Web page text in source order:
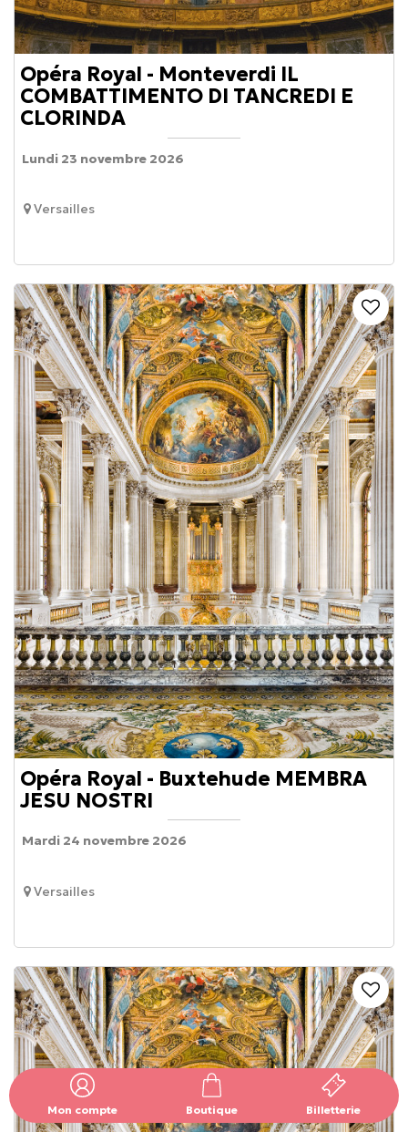
Mon compte Boutique Billetterie
Opéra Royal - Monteverdi IL
COMBATTIMENTO DI TANCREDI E
CLORINDA
Versailles
Lundi 23 novembre 2026
Opéra Royal - Buxtehude MEMBRA
JESU NOSTRI
Versailles
Mardi 24 novembre 2026